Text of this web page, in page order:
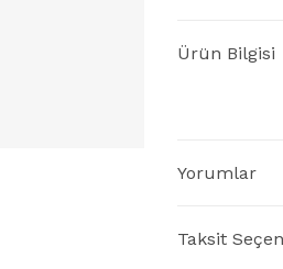
Ürün Bilgisi
Yorumlar
Taksit